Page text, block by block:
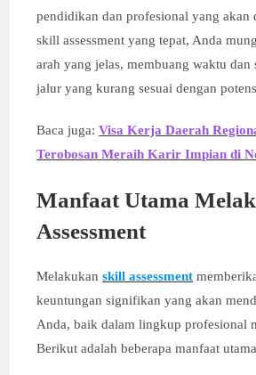
pendidikan dan profesional yang akan
skill assessment yang tepat, Anda
arah yang jelas, membuang waktu dan
jalur yang kurang sesuai dengan
Baca juga:Visa Kerja Daerah
Terobosan Meraih Karir Impian di
Manfaat Utama
Assessment
Melakukanskill assessment
keuntungan signifikan yang akan
Anda, baik dalam lingkup profesional
Berikut adalah beberapa manfaat